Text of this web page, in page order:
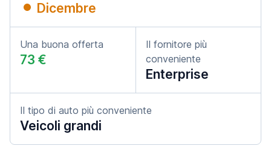
Dicembre
Una buona offerta
73 €
Il fornitore più
conveniente
Enterprise
Il tipo di auto più conveniente
Veicoli grandi